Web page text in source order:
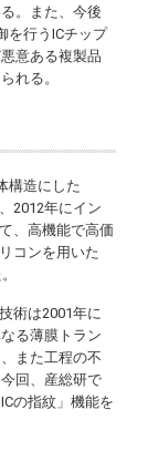
。また、今後
を行うICチップ
意ある複製品
れる。
構造にした
2012年にイン
、高機能で高価
コンを用いた
術は2001年に
る薄膜トラン
また工程の不
回、産総研で
の指紋」機能を